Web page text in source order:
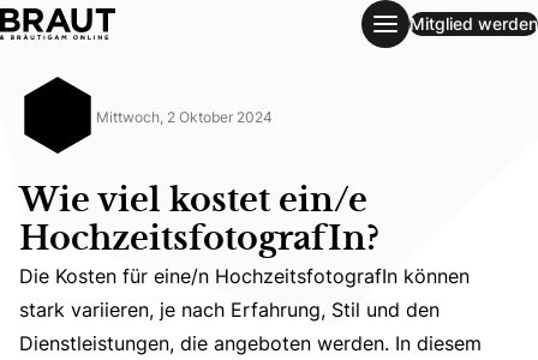
Wie viel kostet ein/e HochzeitsfotografIn?
Mitglied werden
Mittwoch, 2 Oktober 2024
Wie viel kostet ein/e
HochzeitsfotografIn?
Die Kosten für eine/n HochzeitsfotografIn können stark
Die Kosten für eine/n HochzeitsfotografIn können
stark variieren, je nach Erfahrung, Stil und den
Dienstleistungen, die angeboten werden. In diesem